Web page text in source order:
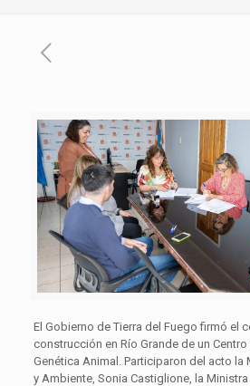
El Gobierno de Tierra del Fuego firmó el
construcción en Río Grande de un
Genética Animal. Participaron del acto la
y Ambiente, Sonia Castiglione, la